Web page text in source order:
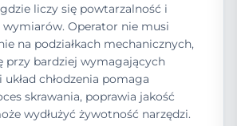
liczy się powtarzalność i
Operator nie musi
na podziałkach mechanicznych,
przy bardziej wymagających
chłodzenia pomaga
skrawania, poprawia jakość
wydłużyć żywotność narzędzi.